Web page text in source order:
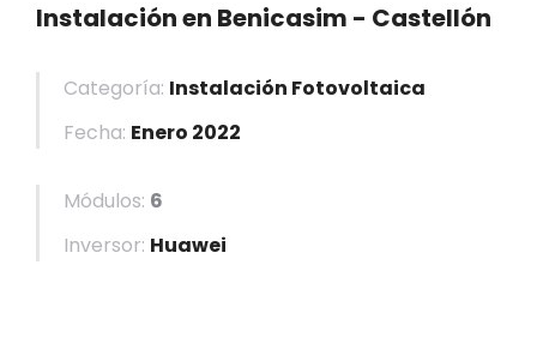
Instalación en Benicasim - Castellón
Categoría: Instalación Fotovoltaica
Fecha: Enero 2022
Módulos: 6
Inversor: Huawei